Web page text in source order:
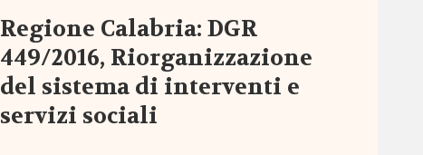
Regione Calabria: DGR
449/2016, Riorganizzazione
del sistema di interventi e
servizi sociali